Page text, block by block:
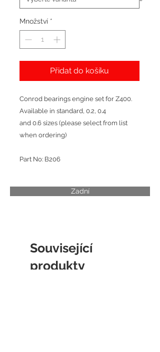
Množství *
Přidat do košíku
Conrod bearings engine set for Z400.
Available in standard, 0.2, 0.4
and 0.6 sizes (please select from list
when ordering)
Part No: B206
Zadní
Související
produkty